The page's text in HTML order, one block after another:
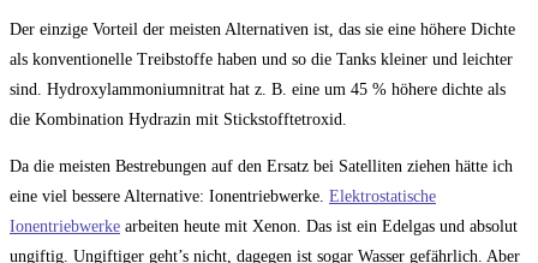
Der einzige Vorteil der meisten Alternativen ist, das sie eine höhere Dichte
als konventionelle Treibstoffe haben und so die Tanks kleiner und leichter
sind. Hydroxylammoniumnitrat hat z. B. eine um 45 % höhere dichte als
die Kombination Hydrazin mit Stickstofftetroxid.
Da die meisten Bestrebungen auf den Ersatz bei Satelliten ziehen hätte ich
eine viel bessere Alternative: Ionentriebwerke. Elektrostatische
Ionentriebwerke arbeiten heute mit Xenon. Das ist ein Edelgas und absolut
ungiftig. Ungiftiger geht’s nicht, dagegen ist sogar Wasser gefährlich. Aber